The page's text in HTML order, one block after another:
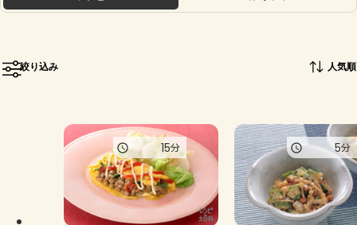
ホーム
トーク
よくあるお問い合わせ
きゅうり なす トマト とうもろこし
ピーマン
絞り込み 人気順
15分 5分